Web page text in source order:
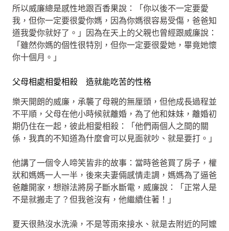
所以威廉總是感性地跟百香果說：「你以後不一定要愛
我，但你一定要很愛你媽，因為你媽很容易受傷，爸爸知
道我愛你就好了。」因為在天上的父親也曾經跟威廉說：
「雖然你媽的個性很特別，但你一定要很愛她，畢竟她懷
你十個月。」
父母相處相愛相殺 造就能吃苦的性格
樂天開朗的威廉，承襲了母親的無厘頭，但他成長過程並
不平順，父母在他小時候就離婚，為了他和妹妹，離婚初
期仍住在一起，彼此相愛相殺：「他們兩個人之間的關
係，我真的不知道為什麼會可以見面就吵、就是要打。」
他講了一個令人啼笑皆非的故事：當時爸爸買了房子，權
狀和媽媽一人一半，後來夫妻倆感情走調，媽媽為了逼爸
爸離開家，想辦法將房子斷水斷電，威廉說：「正常人是
不是就搬走了？但我爸沒有，他繼續住著！」
夏天很熱沒水洗澡，不是等雨來接水、就是去附近的阿嬤